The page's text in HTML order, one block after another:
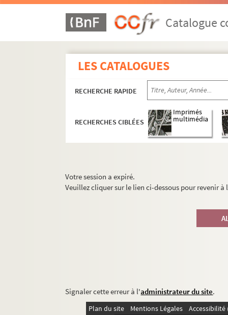
Catalogue
LES CATALOGUES
RECHERCHE RAPIDE
RECHERCHES CIBLÉES
Imprimés
multimédia
Votre session a expiré.
Veuillez cliquer sur le lien ci-dessous pour revenir
Signaler cette erreur à l'administrateur du site.
Plan du site Mentions Légales